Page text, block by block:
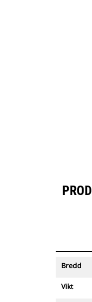
Bredd
Vikt